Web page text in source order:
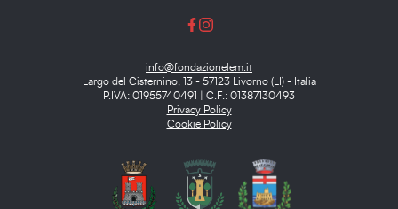
info@fondazionelem.it
Largo del Cisternino, 13 - 57123 Livorno (LI) - Italia
P.IVA: 01955740491 | C.F.: 01387130493
Privacy Policy
Cookie Policy